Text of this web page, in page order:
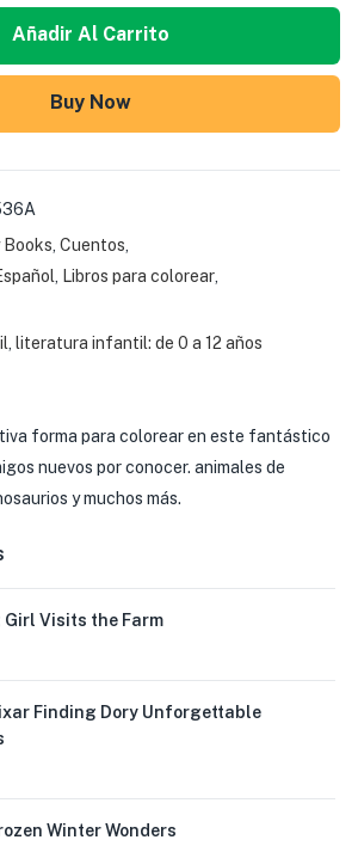
Añadir Al Carrito
Buy Now
Cuentos
Libros para colorear
literatura infantil: de 0 a 12 años
forma para colorear en este fantástico
nuevos por conocer. animales de
y muchos más.
Girl Visits the Farm
Finding Dory Unforgettable
Winter Wonders